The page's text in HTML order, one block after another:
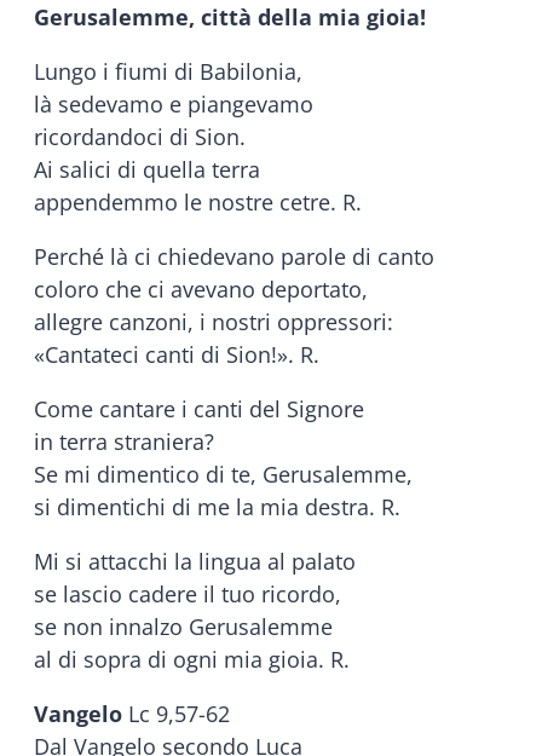
Gerusalemme, città della mia gioia!
Lungo i fiumi di Babilonia,
là sedevamo e piangevamo
ricordandoci di Sion.
Ai salici di quella terra
appendemmo le nostre cetre. R.
Perché là ci chiedevano parole di canto
coloro che ci avevano deportato,
allegre canzoni, i nostri oppressori:
«Cantateci canti di Sion!». R.
Come cantare i canti del Signore
in terra straniera?
Se mi dimentico di te, Gerusalemme,
si dimentichi di me la mia destra. R.
Mi si attacchi la lingua al palato
se lascio cadere il tuo ricordo,
se non innalzo Gerusalemme
al di sopra di ogni mia gioia. R.
Vangelo Lc 9,57-62
Dal Vangelo secondo Luca